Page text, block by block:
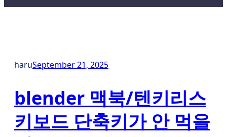
haruSeptember 21, 2025
blender 맥북/텐키리스
키보드 단축키가 안 먹을